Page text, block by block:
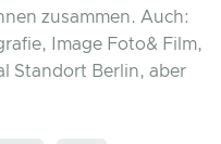
zusammen. Auch:
Image Foto& Film,
Standort Berlin, aber